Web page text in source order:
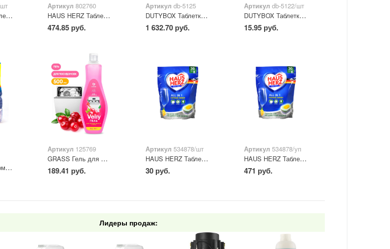
CRISPI ECO Таблетки для посудомоечных машин 1 шт
Артикул 802760
HAUS HERZ Таблетки для посудомоечных машин 25 таб. " All in 1"
474.85 руб.
Артикул db-5125
DUTYBOX Таблетки для посудомоечных машин 100шт.
1 632.70 руб.
Артикулdb-5122/шт
DUTYBOX Таблетки для посудомоечных машин 1шт.
15.95 руб.
Соль для посудомоечных машин Snowter 1,5 кг
Артикул 125769
GRASS Гель для мытья посуды в посудомоечных машинах VELLY 500 мл
189.41 руб.
Артикул 534878/шт
HAUS HERZ Таблетки для посудомоечных машин 1 таб. " All in 1"
30 руб.
Артикул534878/уп
HAUS HERZ Таблетки для посудомоечных машин 30 таб. " All in 1"
471 руб.
Лидеры продаж: